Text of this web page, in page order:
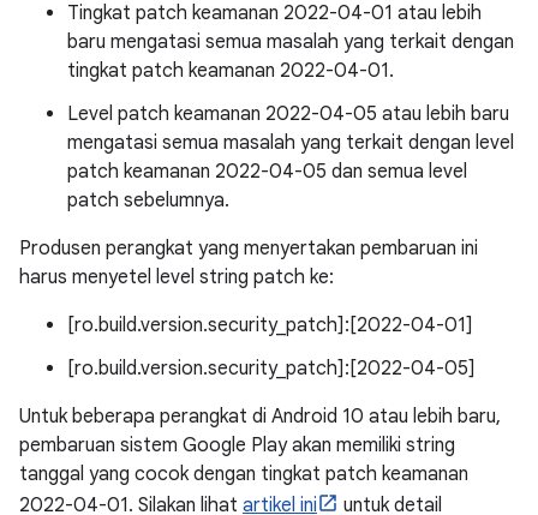
Tingkat patch keamanan 2022-04-01 atau lebih
baru mengatasi semua masalah yang terkait dengan
tingkat patch keamanan 2022-04-01.
Level patch keamanan 2022-04-05 atau lebih baru
mengatasi semua masalah yang terkait dengan level
patch keamanan 2022-04-05 dan semua level
patch sebelumnya.
Produsen perangkat yang menyertakan pembaruan ini
harus menyetel level string patch ke:
[ro.build.version.security_patch]:[2022-04-01]
[ro.build.version.security_patch]:[2022-04-05]
Untuk beberapa perangkat di Android 10 atau lebih baru,
pembaruan sistem Google Play akan memiliki string
tanggal yang cocok dengan tingkat patch keamanan
2022-04-01. Silakan lihat artikel ini untuk detail